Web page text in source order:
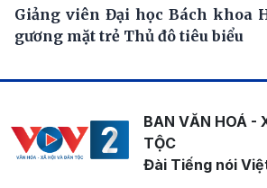
Giảng viên Đại học Bách khoa
gương mặt trẻ Thủ đô tiêu biểu
BAN VĂN HOÁ -
TỘC
Đài Tiếng nói